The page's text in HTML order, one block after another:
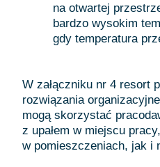
na otwartej
bardzo wysokim
gdy temperatura
W załączniku nr 4 resort
rozwiązania
mogą skorzystać
z upałem w miejscu
w pomieszczeniach, jak i